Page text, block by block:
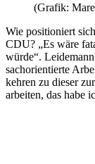
(Grafik:
Wie positioniert
CDU? „Es wäre
würde“.
sachorientierte
kehren zu dieser
arbeiten, das habe